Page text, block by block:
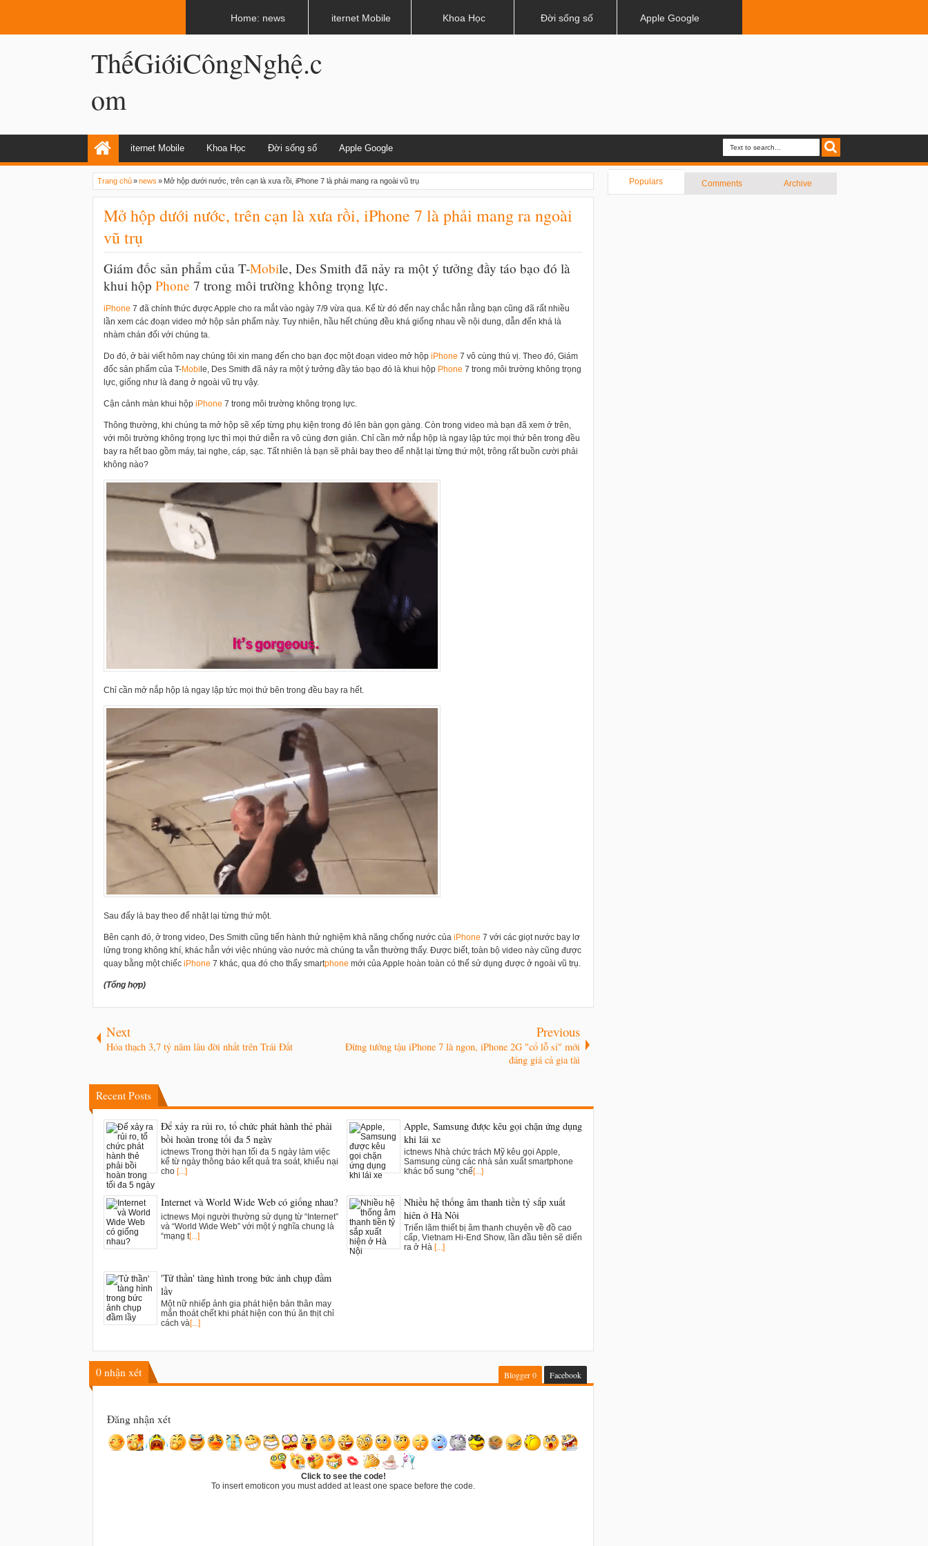
ThếGiớiCôngNghệ.c
om
iternet Mobile Khoa Học Đời sống số Apple Google
Populars Comments Archive
Trang chủ»news » Mở hộp dưới nước, trên cạn là xưa rồi, iPhone 7 là phải mang ra ngoài vũ trụ
Mở hộp dưới nước, trên cạn là xưa rồi, iPhone 7 là phải mang ra ngoài
vũ trụ
Giám đốc sản phẩm của T-Mobile, Des Smith đã nảy ra một ý tưởng đầy táo bạo đó là
khui hộp Phone 7 trong môi trường không trọng lực.
i Phone 7 đã chính thức được Apple cho ra mắt vào ngày 7/9 vừa qua. Kể từ đó đến nay chắc hẳn rằng bạn cũng đã rất nhiều
lần xem các đoạn video mở hộp sản phẩm này. Tuy nhiên, hầu hết chúng đều khá giống nhau về nội dung, dẫn đến khá là
nhàm chán đối với chúng ta.
Do đó, ở bài viết hôm nay chúng tôi xin mang đến cho bạn đọc một đoạn video mở hộp i Phone 7 vô cùng thú vị. Theo đó, Giám
đốc sản phẩm của T-Mobi le, Des Smith đã nảy ra một ý tưởng đầy táo bạo đó là khui hộp Phone 7 trong môi trường không trọng
lực, giống như là đang ở ngoài vũ trụ vậy.
Cận cảnh màn khui hộp i Phone 7 trong môi trường không trọng lực.
Thông thường, khi chúng ta mở hộp sẽ xếp từng phụ kiện trong đó lên bàn gọn gàng. Còn trong video mà bạn đã xem ở trên,
với môi trường không trọng lực thì mọi thứ diễn ra vô cùng đơn giản. Chỉ cần mở nắp hộp là ngay lập tức mọi thứ bên trong đều
bay ra hết bao gồm máy, tai nghe, cáp, sạc. Tất nhiên là bạn sẽ phải bay theo để nhặt lại từng thứ một, trông rất buồn cười phải
không nào?
Chỉ cần mở nắp hộp là ngay lập tức mọi thứ bên trong đều bay ra hết.
Sau đấy là bay theo để nhặt lại từng thứ một.
Bên cạnh đó, ở trong video, Des Smith cũng tiến hành thử nghiệm khả năng chống nước của i Phone 7 với các giọt nước bay lơ
lửng trong không khí, khác hẳn với việc nhúng vào nước mà chúng ta vẫn thường thấy. Được biết, toàn bộ video này cũng được
quay bằng một chiếc i Phone 7 khác, qua đó cho thấy smartphone mới của Apple hoàn toàn có thể sử dụng được ở ngoài vũ trụ.
(Tổng hợp)
Next
Hóa thạch 3,7 tỷ năm lâu đời nhất trên Trái Đất
Previous
Đừng tưởng tậu iPhone 7 là ngon, iPhone 2G "cổ lỗ sỉ" mới
đáng giá cả gia tài
Recent Posts
Để xảy ra rủi ro, tổ chức phát hành thẻ phải
bồi hoàn trong tối đa 5 ngày
ictnews Trong thời hạn tối đa 5 ngày làm việc
kể từ ngày thông báo kết quả tra soát, khiếu nại
cho [...]
Apple, Samsung được kêu gọi chặn ứng dụng
khi lái xe
ictnews Nhà chức trách Mỹ kêu gọi Apple,
Samsung cùng các nhà sản xuất smartphone
khác bổ sung “chế [...]
Internet và World Wide Web có giống nhau?
ictnews Mọi người thường sử dụng từ “Internet”
và “World Wide Web” với một ý nghĩa chung là
“mạng t[...]
Nhiều hệ thống âm thanh tiền tỷ sắp xuất
hiện ở Hà Nội
Triển lãm thiết bị âm thanh chuyên về đồ cao
cấp, Vietnam Hi-End Show, lần đầu tiên sẽ diển
ra ở Hà [...]
'Tử thần' tàng hình trong bức ảnh chụp đầm
lầy
Một nữ nhiếp ảnh gia phát hiện bản thân may
mắn thoát chết khi phát hiện con thú ăn thịt chỉ
cách và[...]
0 nhận xét Blogger0 Facebook
Đăng nhận xét
Click to see the code!
To insert emoticon you must added at least one space before the code.
Home: news iternet Mobile Khoa Học Đời sống số Apple Google